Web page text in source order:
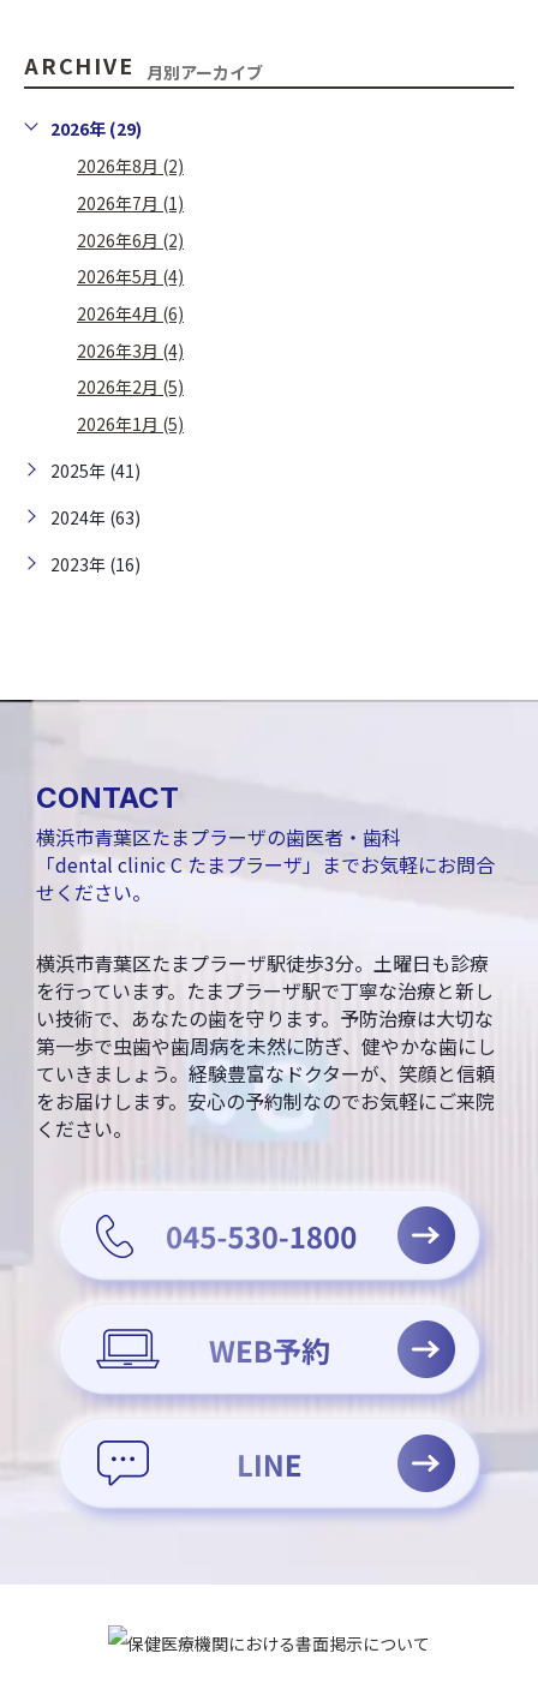
ARCHIVE 月別アーカイブ
2026年 (29)
2026年8月 (2)
2026年7月 (1)
2026年6月 (2)
2026年5月 (4)
2026年4月 (6)
2026年3月 (4)
2026年2月 (5)
2026年1月 (5)
2025年 (41)
2024年 (63)
2023年 (16)
CONTACT
横浜市青葉区たまプラーザの歯医者・歯科
「dental clinic C たまプラーザ」までお気軽にお問合
せください。
横浜市青葉区たまプラーザ駅徒歩3分。土曜日も診療
を行っています。たまプラーザ駅で丁寧な治療と新し
い技術で、あなたの歯を守ります。予防治療は大切な
第一歩で虫歯や歯周病を未然に防ぎ、健やかな歯にし
ていきましょう。経験豊富なドクターが、笑顔と信頼
をお届けします。安心の予約制なのでお気軽にご来院
ください。